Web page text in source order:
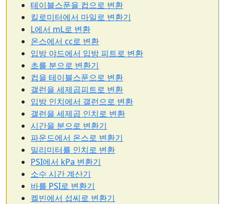
테이블스푼을 컵으로 변환
킬로미터에서 마일로 변환기
L에서 mL로 변환
온스에서 cc로 변환
입방 야드에서 입방 피트로 변환
초를 분으로 변환기
컵을 테이블스푼으로 변환
갤런을 세제곱피트로 변환
입방 인치에서 갤런으로 변환
갤런을 세제곱 인치로 변환
시간을 분으로 변환기
파운드에서 온스로 변환기
밀리미터를 인치로 변환
PSI에서 kPa 변환기
소수 시간 계산기
바를 PSI로 변환기
켈빈에서 섭씨로 변환기